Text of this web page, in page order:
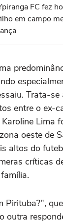
FC fez
em campo
Trata-
entre o ex-
Lima
oeste de
altos do
críticas
Pirituba?",
outra